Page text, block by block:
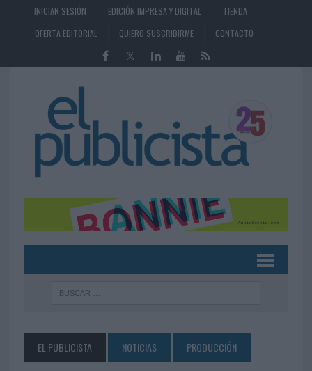
INICIAR SESIÓN EDICIÓN IMPRESA Y DIGITAL
TIENDA
OFERTA EDITORIAL
QUIERO SUSCRIBIRME CONTACTO
EL PUBLICISTA NOTICIAS PRODUCCIÓN